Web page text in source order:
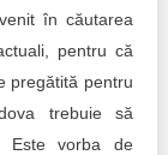
în căutarea
pentru că
pregătită pentru
trebuie să
Este vorba de